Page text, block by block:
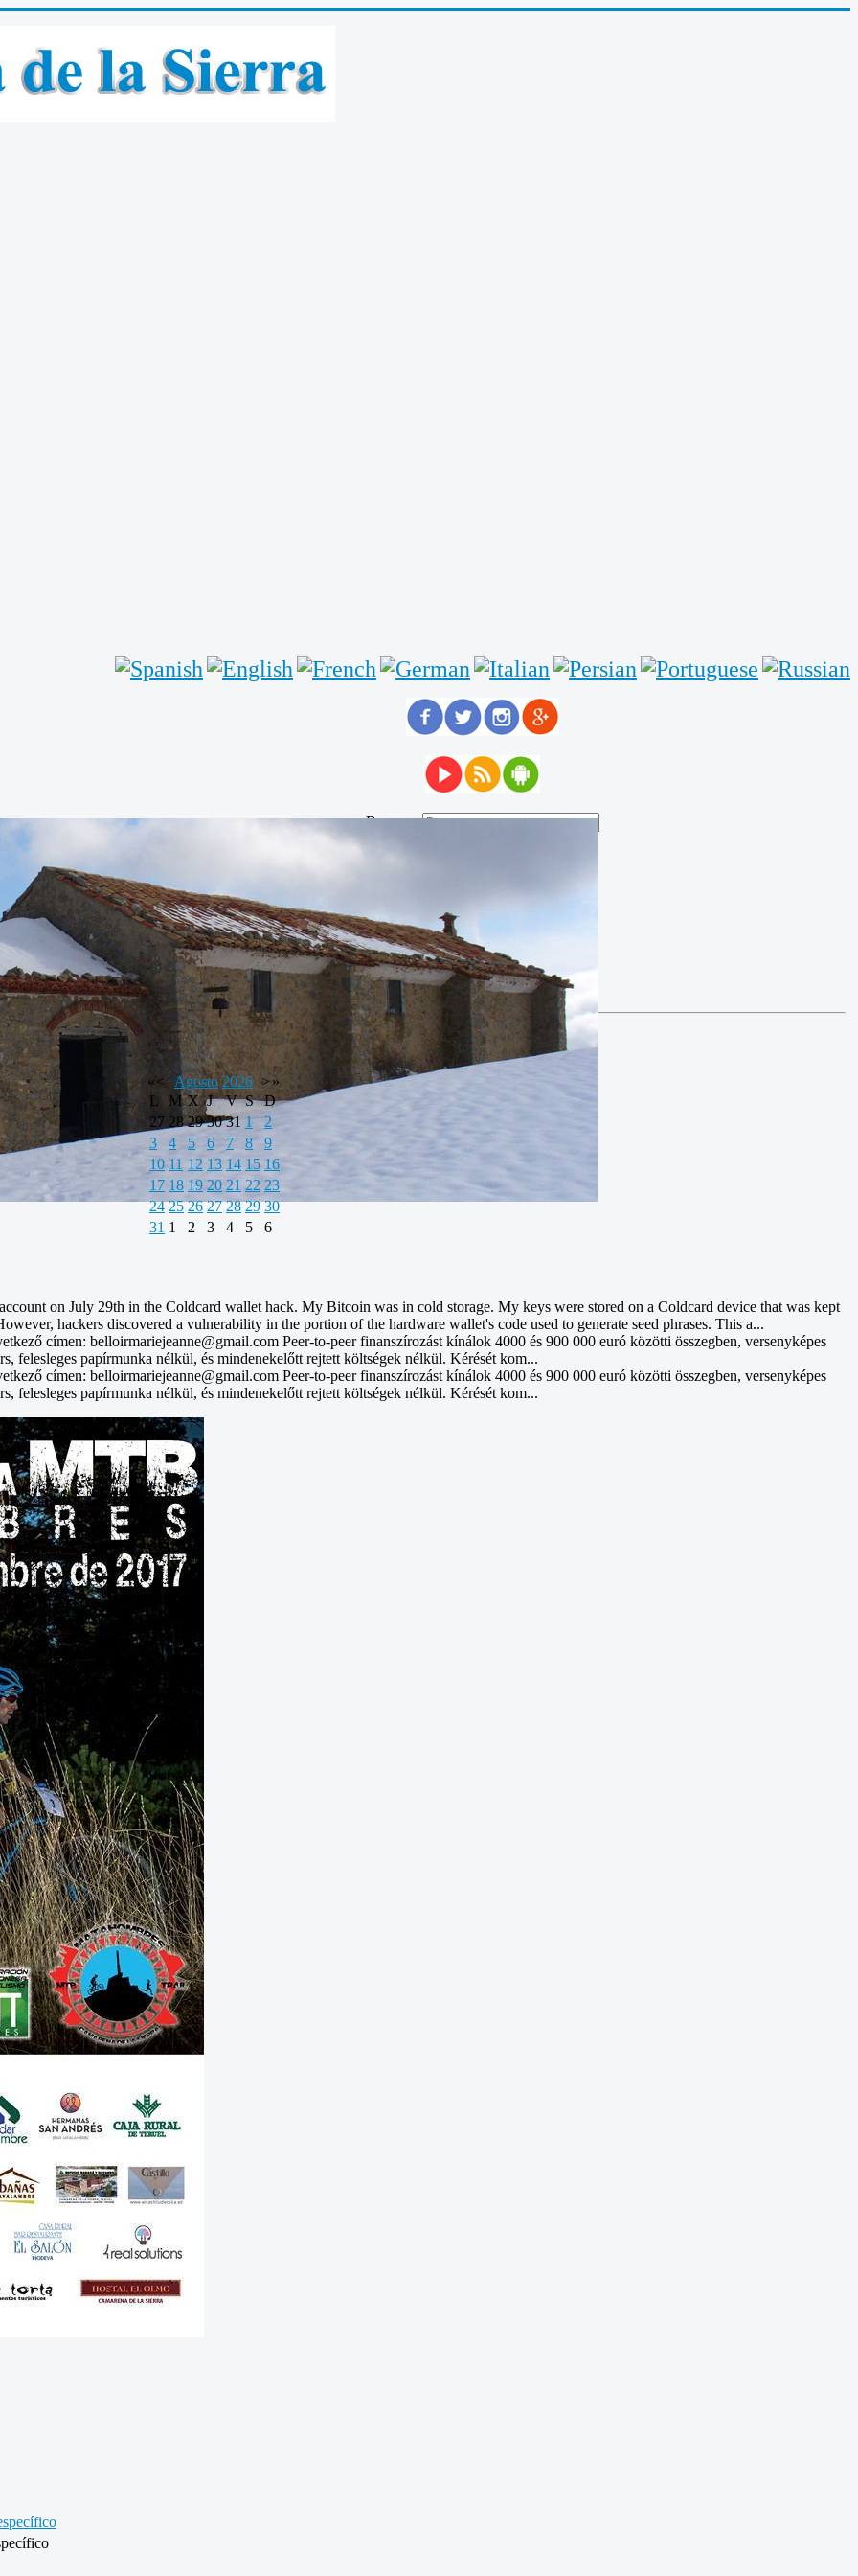
Buscar...
«< Agosto 2026 >»
L
M X J V S
D
27 28 29 30 31 1
2
3
4 5 6 7 8
9
10 11 12 13 14 15 16
17 18 19 20 21 22 23
24 25 26 27 28 29 30
31 1 2 3 4 5 6
on July 29th in the Coldcard wallet hack. My Bitcoin was in cold storage. My keys were stored on a Coldcard device that was kept
hackers discovered a vulnerability in the portion of the hardware wallet's code used to generate seed phrases. This a...
címen: belloirmariejeanne@gmail.com Peer-to-peer finanszírozást kínálok 4000 és 900 000 euró közötti összegben, versenyképes
felesleges papírmunka nélkül, és mindenekelőtt rejtett költségek nélkül. Kérését kom...
címen: belloirmariejeanne@gmail.com Peer-to-peer finanszírozást kínálok 4000 és 900 000 euró közötti összegben, versenyképes
felesleges papírmunka nélkül, és mindenekelőtt rejtett költségek nélkül. Kérését kom...